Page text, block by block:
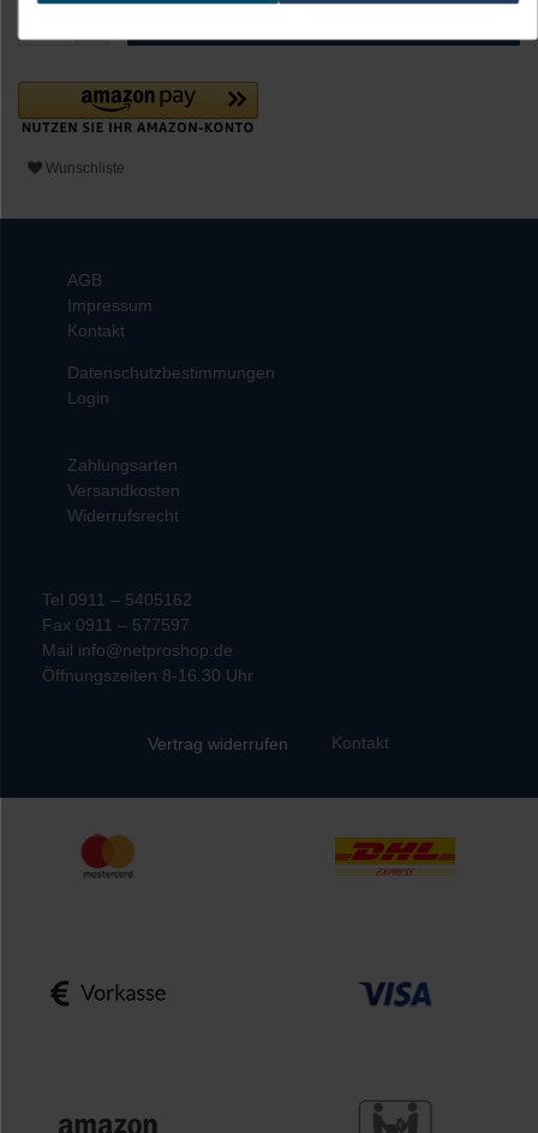
In den Warenkorb
Wunschliste
AGB
Impressum
Kontakt
Datenschutzbestimmungen
Login
Zahlungsarten
Versandkosten
Widerrufsrecht
Tel 0911 – 5405162
Fax 0911 – 577597
Mail info@netproshop.de
Öffnungszeiten 8-16.30 Uhr
Vertrag widerrufen Kontakt